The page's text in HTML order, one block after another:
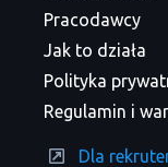
Pracodawcy
Jak to działa
Polityka
Regulamin i
Dla